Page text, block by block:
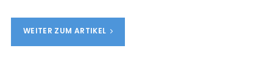
WEITER ZUM ARTIKEL